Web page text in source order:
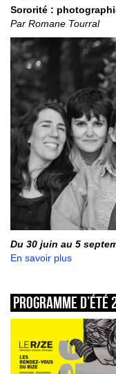
Sororité :
Par Romane Tourral
Du 30 juin au 5
En savoir plus
Programme d’été